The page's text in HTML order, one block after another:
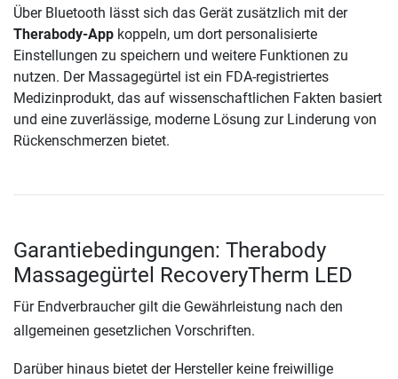
Über Bluetooth lässt sich das Gerät zusätzlich mit der
Therabody-App koppeln, um dort personalisierte
Einstellungen zu speichern und weitere Funktionen zu
nutzen. Der Massagegürtel ist ein FDA-registriertes
Medizinprodukt, das auf wissenschaftlichen Fakten basiert
und eine zuverlässige, moderne Lösung zur Linderung von
Rückenschmerzen bietet.
Garantiebedingungen: Therabody
Massagegürtel RecoveryTherm LED
Für Endverbraucher gilt die Gewährleistung nach den
allgemeinen gesetzlichen Vorschriften.
Darüber hinaus bietet der Hersteller keine freiwillige